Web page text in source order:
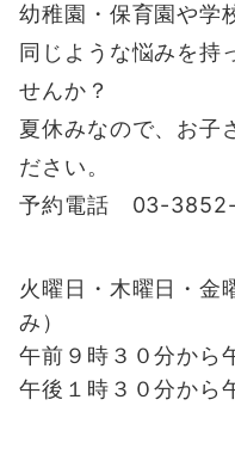
幼稚園・保育園や学
同じような悩みを持
せんか？
夏休みなので、お子
ださい。
予約電話 03-
火曜日・木曜日・金
み）
午前９時３０分から
午後１時３０分から